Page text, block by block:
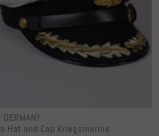
Hat and Cap Kriegsmarine